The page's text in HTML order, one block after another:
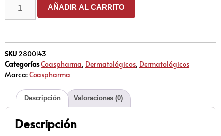
AÑADIR AL CARRITO
SKU 2800143
CategoríasCoaspharma, Dermatológicos, Dermatológicos
Marca:Coaspharma
Descripción Valoraciones (0)
Descripción